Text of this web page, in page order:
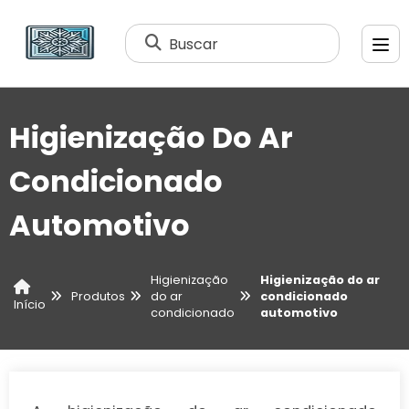
Buscar
Higienização Do Ar
Condicionado
Automotivo
Início
Produtos
Higienização
do ar
condicionado
Higienização do ar
condicionado
automotivo